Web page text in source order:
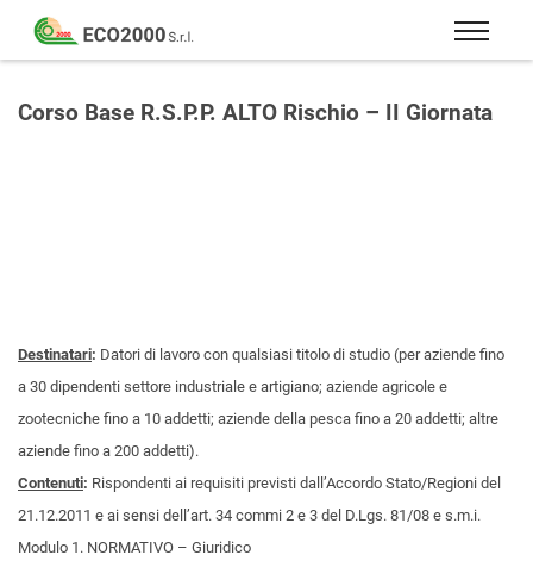
Eco
2000
Formazione
consulenza
81/08
Corso Base R.S.P.P. ALTO Rischio – II Giornata
Destinatari: Datori di lavoro con qualsiasi titolo di studio (per aziende fino
a 30 dipendenti settore industriale e artigiano; aziende agricole e
zootecniche fino a 10 addetti; aziende della pesca fino a 20 addetti; altre
aziende fino a 200 addetti).
Contenuti: Rispondenti ai requisiti previsti dall’Accordo Stato/Regioni del
21.12.2011 e ai sensi dell’art. 34 commi 2 e 3 del D.Lgs. 81/08 e s.m.i.
Modulo 1. NORMATIVO – Giuridico